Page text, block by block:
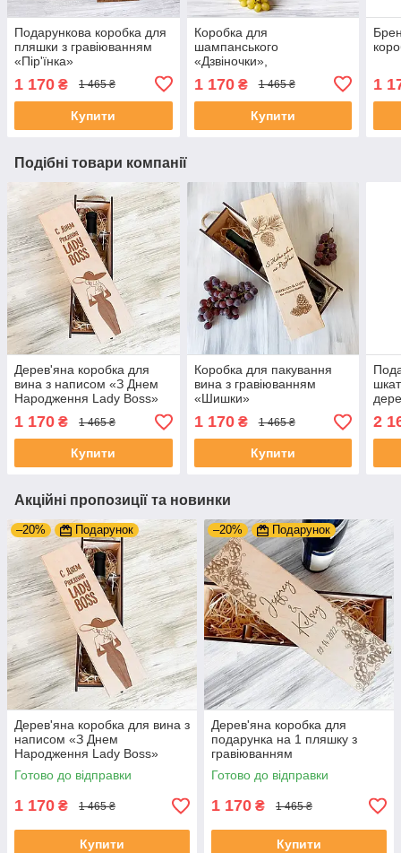
Подарункова коробка для
пляшки з гравіюванням
«Пір'їнка»
1 170 ₴ 1 465 ₴
Купити
Коробка для
шампанського
«Дзвіночки»,
корпоративний подарунок
1 170₴ 1 465 ₴
Купити
1
Подібні товари компанії
Дерев'яна коробка для
вина з написом «З Днем
Народження Lady Boss»
1 170 ₴ 1 465 ₴
Купити
Коробка для пакування
вина з гравіюванням
«Шишки»
1 170₴ 1 465 ₴
Купити
2
Акційні пропозиції та новинки
–20% Подарунок
Дерев'яна коробка для вина з
написом «З Днем
Народження Lady Boss»
Готово до відправки
1 170 ₴ 1 465 ₴
Купити
–20% Подарунок
Дерев'яна коробка для
подарунка на 1 пляшку з
гравіюванням
Готово до відправки
1 170 ₴ 1 465 ₴
Купити